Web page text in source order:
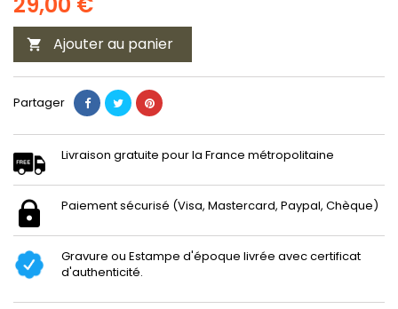
 Ajouter au panier
Partager
Livraison gratuite pour la France métropolitaine
Paiement sécurisé (Visa, Mastercard, Paypal, Chèque)
Gravure ou Estampe d'époque livrée avec certificat
d'authenticité.